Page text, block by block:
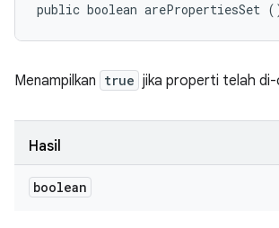
public boolean arePropertiesSet
Menampilkan true jika properti telah
Hasil
boolean